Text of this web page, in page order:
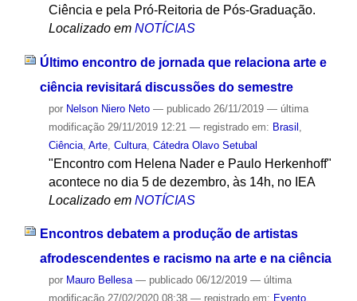
Ciência e pela Pró-Reitoria de Pós-Graduação.
Localizado em NOTÍCIAS
Último encontro de jornada que relaciona arte e
ciência revisitará discussões do semestre
por Nelson Niero Neto — publicado26/11/2019 — última
modificação29/11/2019 12:21 — registrado em: Brasil
Ciência, Arte, Cultura, Cátedra Olavo Setubal
"Encontro com Helena Nader e Paulo Herkenhoff"
acontece no dia 5 de dezembro, às 14h, no IEA
Localizado em NOTÍCIAS
Encontros debatem a produção de artistas
afrodescendentes e racismo na arte e na ciência
por Mauro Bellesa — publicado06/12/2019 — última
modificação27/02/2020 08:38 — registrado em: Evento,